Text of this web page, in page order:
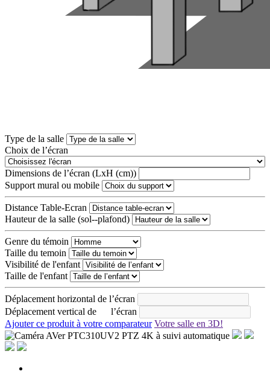
Type de la salle
Choix de l’écran
Dimensions de l’écran (LxH (cm))
Support mural ou mobile
Distance Table-Ecran
Hauteur de la salle (sol--plafond)
Genre du témoin
Taille du temoin
Visibilité de l'enfant
Taille de l'enfant
Déplacement horizontal de l’écran
Déplacement vertical de l’écran
Ajouter ce produit à votre comparateur Votre salle en 3D!